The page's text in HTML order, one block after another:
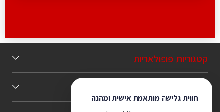
חווית גלישה מותאמת אישית ומהנה
קטגוריות פופולאריות